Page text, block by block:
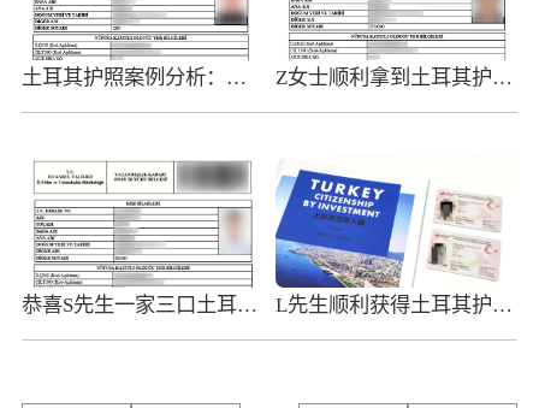
土耳其护照案例分析：规划国际生身份，轻松助力子女教育 Z女士顺利拿到土耳其护照，自此商务出行无烦忧！
恭喜S先生一家三口土耳其护照获批，拿到欧洲大国身份! L先生顺利获得土耳其护照，资产规划和海外身份两不误